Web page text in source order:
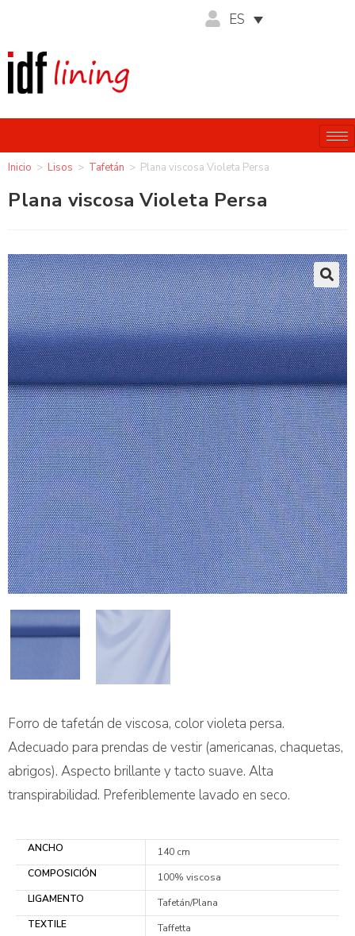
ES
Inicio > Lisos > Tafetán > Plana viscosa Violeta Persa
Plana viscosa Violeta Persa
🔍
Forro de tafetán de viscosa, color violeta persa.
Adecuado para prendas de vestir (americanas, chaquetas,
abrigos). Aspecto brillante y tacto suave. Alta
transpirabilidad. Preferiblemente lavado en seco.
ANCHO
140 cm
COMPOSICIÓN
100% viscosa
LIGAMENTO
Tafetán/Plana
TEXTILE
Taffetta